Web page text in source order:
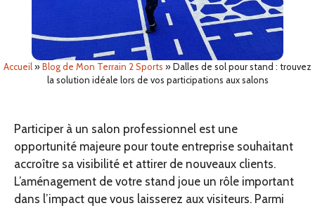
Accueil»Blog de Mon Terrain 2 Sports »Dalles de sol pour stand : trouvez
la solution idéale lors de vos participations aux salons
Participer à un salon professionnel est une
opportunité majeure pour toute entreprise souhaitant
accroître sa visibilité et attirer de nouveaux clients.
L’aménagement de votre stand joue un rôle important
dans l’impact que vous laisserez aux visiteurs. Parmi